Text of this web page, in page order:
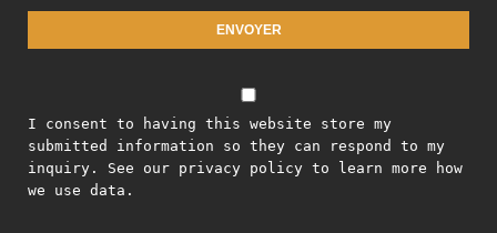
I consent to having this website store my
submitted information so they can respond to my
inquiry. See our privacy policy to learn more how
we use data.